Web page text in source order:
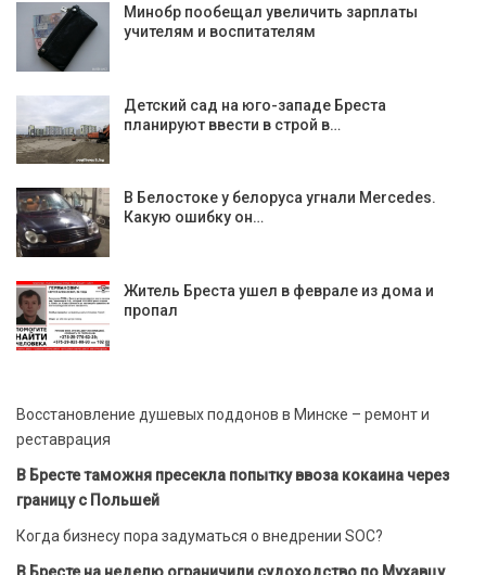
Минобр пообещал увеличить зарплаты
учителям и воспитателям
Детский сад на юго-западе Бреста
планируют ввести в строй в…
В Белостоке у белоруса угнали Mercedes.
Какую ошибку он…
Житель Бреста ушел в феврале из дома и
пропал
Восстановление душевых поддонов в Минске – ремонт и
реставрация
В Бресте таможня пресекла попытку ввоза кокаина через
границу с Польшей
Когда бизнесу пора задуматься о внедрении SOC?
В Бресте на неделю ограничили судоходство по Мухавцу